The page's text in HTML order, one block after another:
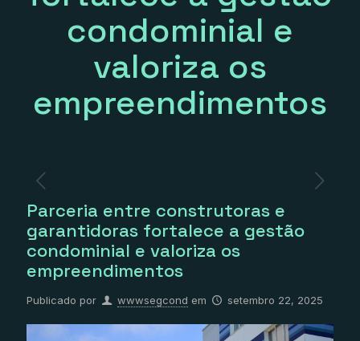
condominial e
valoriza os
empreendimentos
Parceria entre construtoras e
garantidoras fortalece a gestão
condominial e valoriza os
empreendimentos
Publicado por wwwsegcond em setembro 22, 2025